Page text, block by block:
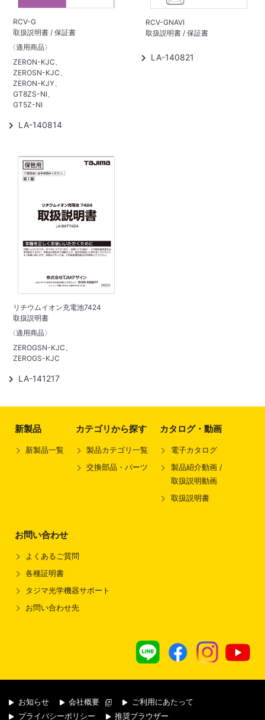
RCV-G
取扱説明書 / 保証書
〈適用商品〉
ZERON-KJC、
ZEROSN-KJC、
ZERON-KJY、
GT8ZS-NI、
GT5Z-NI
LA-140814
RCV-GNAVI
取扱説明書 / 保証書
LA-140821
リチウムイオン充電池7424
取扱説明書
〈適用商品〉
ZEROGSN-KJC、
ZEROGS-KJC
LA-141217
新製品
新製品一覧
カテゴリから探す
製品カテゴリ一覧
交換部品・パーツ
カタログ・動画
電子カタログ
製品紹介動画 /
取扱説明動画
取扱説明書
お問い合わせ
よくあるご質問
各種証明書
タジマ光学機器サポート
お問い合わせ先
お知らせ 会社概要
ご利用にあたって
プライバシーポリシー
推奨ブラウザー